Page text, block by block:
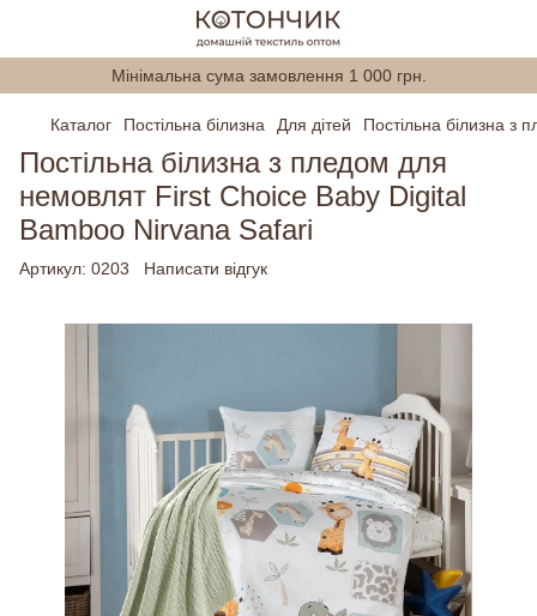
Мінімальна сума замовлення 1 000 грн.
Каталог Постільна білизна Для дітей Постільна білизна
Постільна білизна з пледом для
немовлят First Choice Baby Digital
Bamboo Nirvana Safari
Артикул: 0203 Написати відгук